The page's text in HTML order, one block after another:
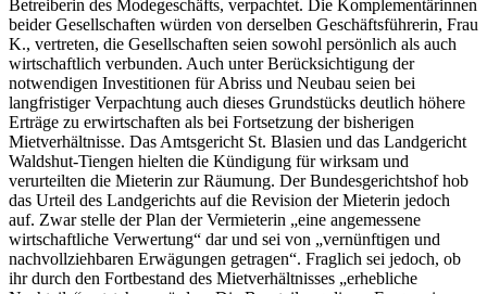
Betreiberin des Modegeschäfts, verpachtet. Die Komplementärinnen
beider Gesellschaften würden von derselben Geschäftsführerin, Frau
K., vertreten, die Gesellschaften seien sowohl persönlich als auch
wirtschaftlich verbunden. Auch unter Berücksichtigung der
notwendigen Investitionen für Abriss und Neubau seien bei
langfristiger Verpachtung auch dieses Grundstücks deutlich höhere
Erträge zu erwirtschaften als bei Fortsetzung der bisherigen
Mietverhältnisse. Das Amtsgericht St. Blasien und das Landgericht
Waldshut-Tiengen hielten die Kündigung für wirksam und
verurteilten die Mieterin zur Räumung. Der Bundesgerichtshof hob
das Urteil des Landgerichts auf die Revision der Mieterin jedoch
auf. Zwar stelle der Plan der Vermieterin „eine angemessene
wirtschaftliche Verwertung“ dar und sei von „vernünftigen und
nachvollziehbaren Erwägungen getragen“. Fraglich sei jedoch, ob
ihr durch den Fortbestand des Mietverhältnisses „erhebliche